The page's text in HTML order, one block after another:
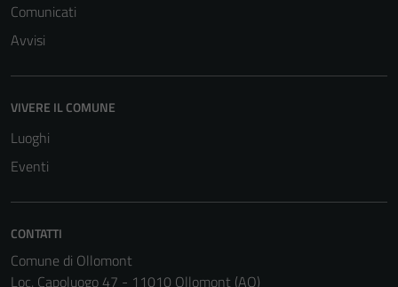
Comunicati
Avvisi
VIVERE IL COMUNE
Luoghi
Eventi
CONTATTI
Comune di Ollomont
Loc. Capoluogo 47 - 11010 Ollomont (AO)
del sito e non